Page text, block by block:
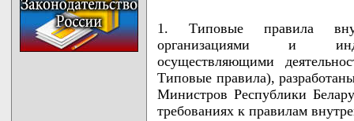
1. Типовые правила
организациями и
осуществляющими
Типовые правила),
Министров Республики
требованиях к правилам